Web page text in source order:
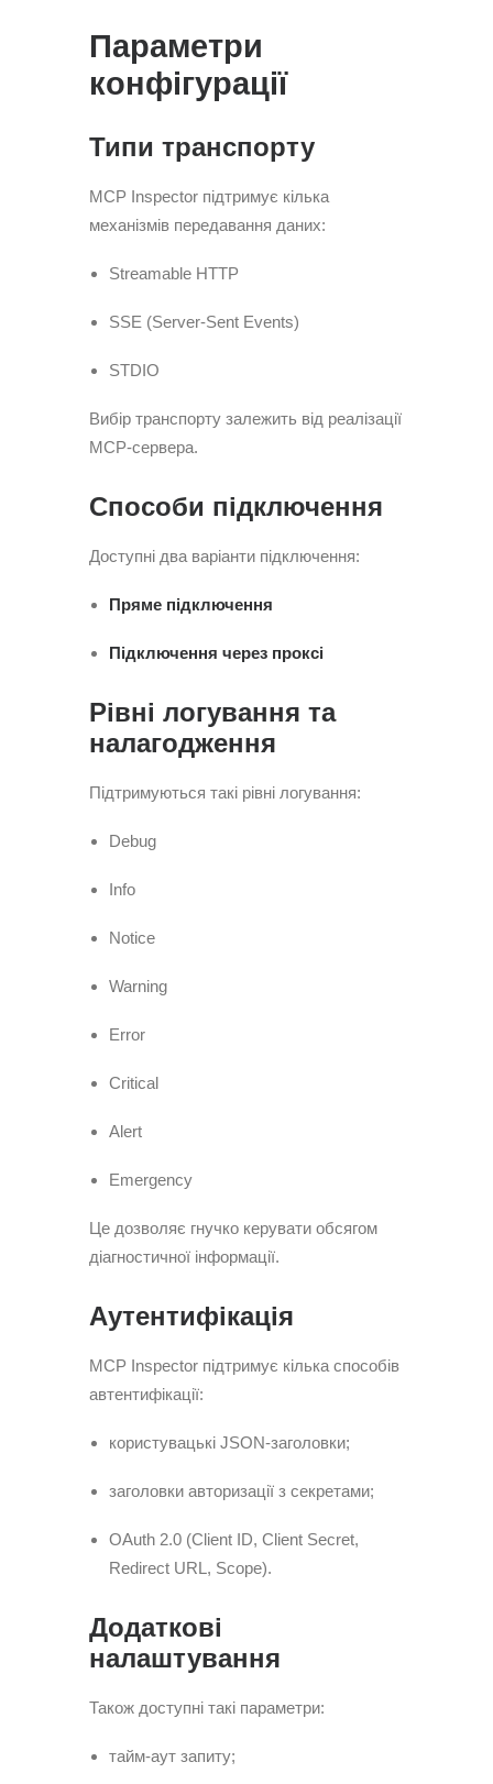
Параметри
конфігурації
Типи транспорту
MCP Inspector підтримує кілька
механізмів передавання даних:
Streamable HTTP
SSE (Server-Sent Events)
STDIO
Вибір транспорту залежить від реалізації
MCP-сервера.
Способи підключення
Доступні два варіанти підключення:
Пряме підключення
Підключення через проксі
Рівні логування та
налагодження
Підтримуються такі рівні логування:
Debug
Info
Notice
Warning
Error
Critical
Alert
Emergency
Це дозволяє гнучко керувати обсягом
діагностичної інформації.
Аутентифікація
MCP Inspector підтримує кілька способів
автентифікації:
користувацькі JSON-заголовки;
заголовки авторизації з секретами;
OAuth 2.0 (Client ID, Client Secret,
Redirect URL, Scope).
Додаткові
налаштування
Також доступні такі параметри:
тайм-аут запиту;